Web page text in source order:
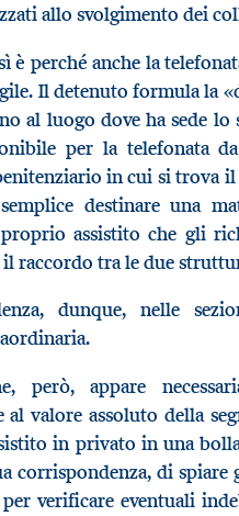
allo svolgimento dei
è perché anche la
Il detenuto formula la
al luogo dove ha sede
per la telefonata
in cui si trova
destinare una
assistito che gli
raccordo tra le due
dunque, nelle
però, appare
al valore assoluto della
in privato in una
corrispondenza, di
verificare eventuali